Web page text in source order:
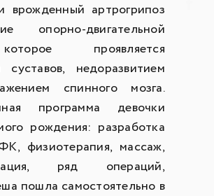
артрогрипоз
опорно-двигательной
проявляется
суставов, недоразвитием
спинного мозга.
программа девочки
рождения: разработка
физиотерапия, массаж,
ряд операций,
пошла самостоятельно в